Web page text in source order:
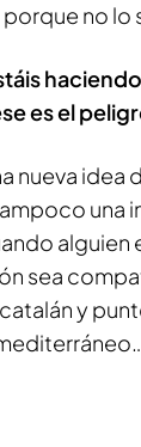
no lo
es el
nueva idea
una
alguien
sea
y